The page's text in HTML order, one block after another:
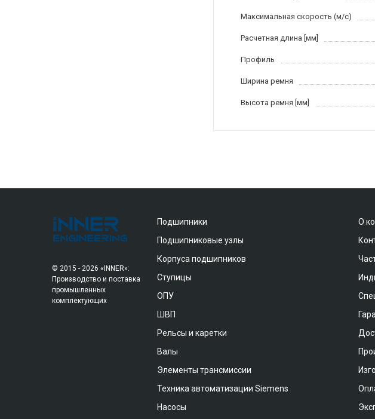
Максимальная скорость (м/c)
Расчетная длина [мм]
Профиль
Ширина ремня
Высота ремня [мм]
© 2015 - 2026 «INNER»:
Производство и поставка
промышленных
комплектующих
Подшипники
Подшипниковые узлы
Корпуса подшипников
Ступицы
ОПУ
ШВП
Рельсы и каретки
Валы
Элементы трансмиссии
Техника автоматизации Siemens
Насосы
О